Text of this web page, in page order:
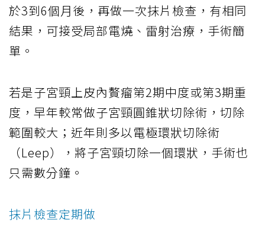
於3到6個月後，再做一次抹片檢查，有相同
結果，可接受局部電燒、雷射治療，手術簡
單。
若是子宮頸上皮內贅瘤第2期中度或第3期重
度，早年較常做子宮頸圓錐狀切除術，切除
範圍較大；近年則多以電極環狀切除術
（Leep），將子宮頸切除一個環狀，手術也
只需數分鐘。
抹片檢查定期做